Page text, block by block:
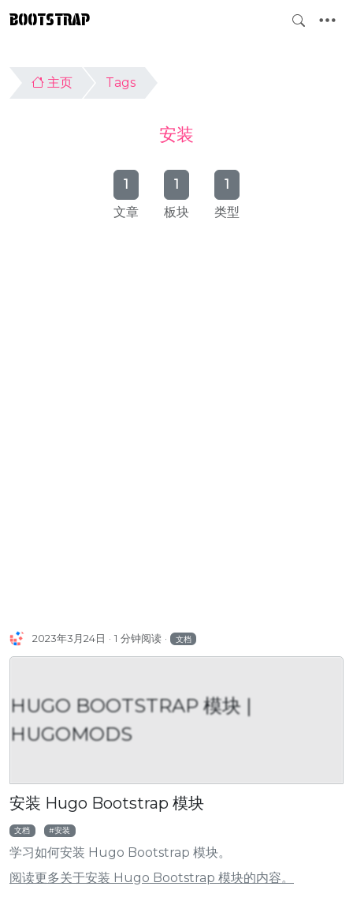
BOOTSTRAP
主页 Tags
安装
1
文章
1
板块
1
类型
2023年3月24日 1 分钟阅读 文档
HUGO BOOTSTRAP 模块 |
HUGOMODS
安装 Hugo Bootstrap 模块
文档 安装
学习如何安装 Hugo Bootstrap 模块。
阅读更多关于安装 Hugo Bootstrap 模块的内容。